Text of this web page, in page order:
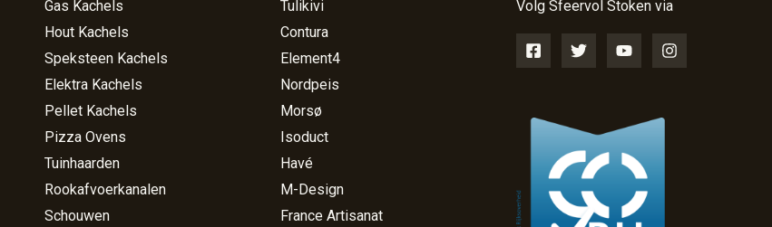
Gas Kachels
Hout Kachels
Speksteen Kachels
Elektra Kachels
Pellet Kachels
Pizza Ovens
Tuinhaarden
Rookafvoerkanalen
Schouwen
Tulikivi
Contura
Element4
Nordpeis
Morsø
Isoduct
Havé
M-Design
France Artisanat
Volg Sfeervol Stoken via